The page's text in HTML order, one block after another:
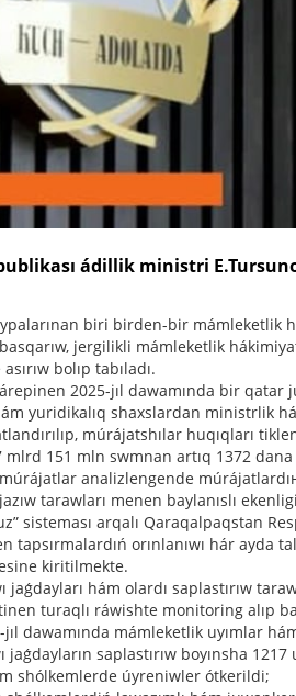
ádillik ministri
biri birden-bir mámleketlik
jergilikli mámleketlik
bolıp tabıladı.
2025-jıl dawamında bir qatar
yuridikalıq shaxslardan ministrlik
múrájatshılar huqıqları
mlrd 151 mln swmnan artıq 1372
analizlengende
tarawları menen baylanıslı
sisteması arqalı Qaraqalpaqstan
tapsırmalardıń orınlanıwı hár
kiritilmekte.
jaǵdayları hám olardı saplastırıw
turaqlı ráwishte monitoring alıp
dawamında mámleketlik uyımlar
jaǵdayların saplastırıw boyınsha
shólkemlerde úyreniwler ótkerildi;